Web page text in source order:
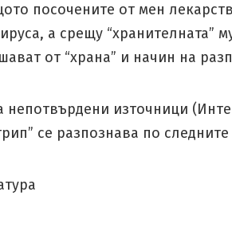
посочените от мен
а срещу “хранителната”
от “храна” и начин на
непотвърдени източници
се разпознава по